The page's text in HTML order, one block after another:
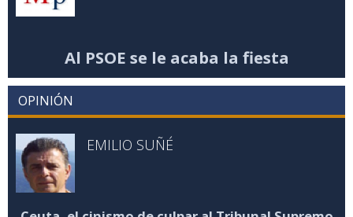
Al PSOE se le acaba la fiesta
OPINIÓN
EMILIO SUÑÉ